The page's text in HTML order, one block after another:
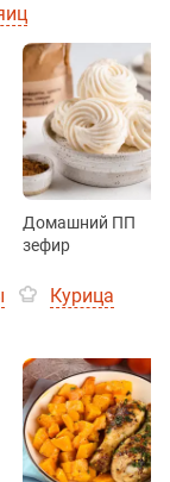
Домашний ПП
зефир
Курица